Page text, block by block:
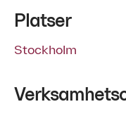
Platser
Stockholm